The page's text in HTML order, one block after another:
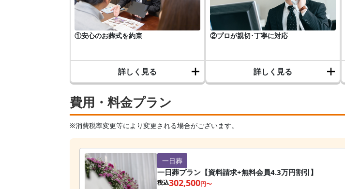
費用・料金プラン
※消費税率変更等により変更される場合がございます。
一日葬
一日葬プラン【資料請求+無料会員4.3万円割引】
税込302,500円〜
①安心のお葬式を約束
詳しく見る
②プロが親切･丁寧に対応
詳しく見る